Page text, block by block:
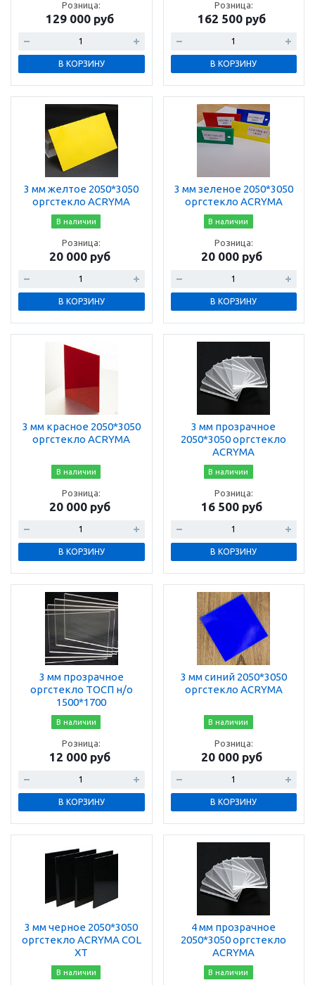
Розница:
129 000 руб
В КОРЗИНУ
Розница:
162 500 руб
В КОРЗИНУ
3 мм желтое 2050*3050
оргстекло ACRYMA
В наличии
Розница:
20 000 руб
В КОРЗИНУ
3 мм зеленое 2050*3050
оргстекло ACRYMA
В наличии
Розница:
20 000 руб
В КОРЗИНУ
3 мм красное 2050*3050
оргстекло ACRYMA
В наличии
Розница:
20 000 руб
В КОРЗИНУ
3 мм прозрачное
2050*3050 оргстекло
ACRYMA
В наличии
Розница:
16 500 руб
В КОРЗИНУ
3 мм прозрачное
оргстекло ТОСП н/о
1500*1700
В наличии
Розница:
12 000 руб
В КОРЗИНУ
3 мм синий 2050*3050
оргстекло ACRYMA
В наличии
Розница:
20 000 руб
В КОРЗИНУ
3 мм черное 2050*3050
оргстекло ACRYMA COL
XT
В наличии
4 мм прозрачное
2050*3050 оргстекло
ACRYMA
В наличии